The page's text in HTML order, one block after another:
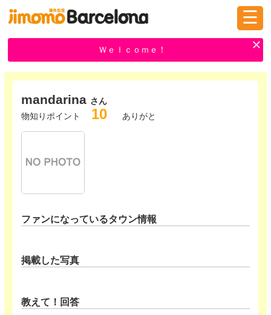
掲示板 タウン情報
物件 習い事
☰
Ｗｅｌｃｏｍｅ！
mandarina さん
物知りポイント 10 ありがと
ファンになっているタウン情報
掲載した写真
教えて！回答